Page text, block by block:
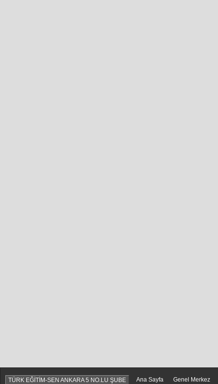
TÜRK EĞİTİM-SEN ANKARA 5 NO.LU ŞUBE Ana Sayfa Genel Merkez